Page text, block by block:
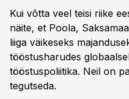
Kui võtta veel teisi riike
näite, et Poola,
liiga väikeseks
tööstusharudes
tööstuspoliitika. Neil on
tegutseda.